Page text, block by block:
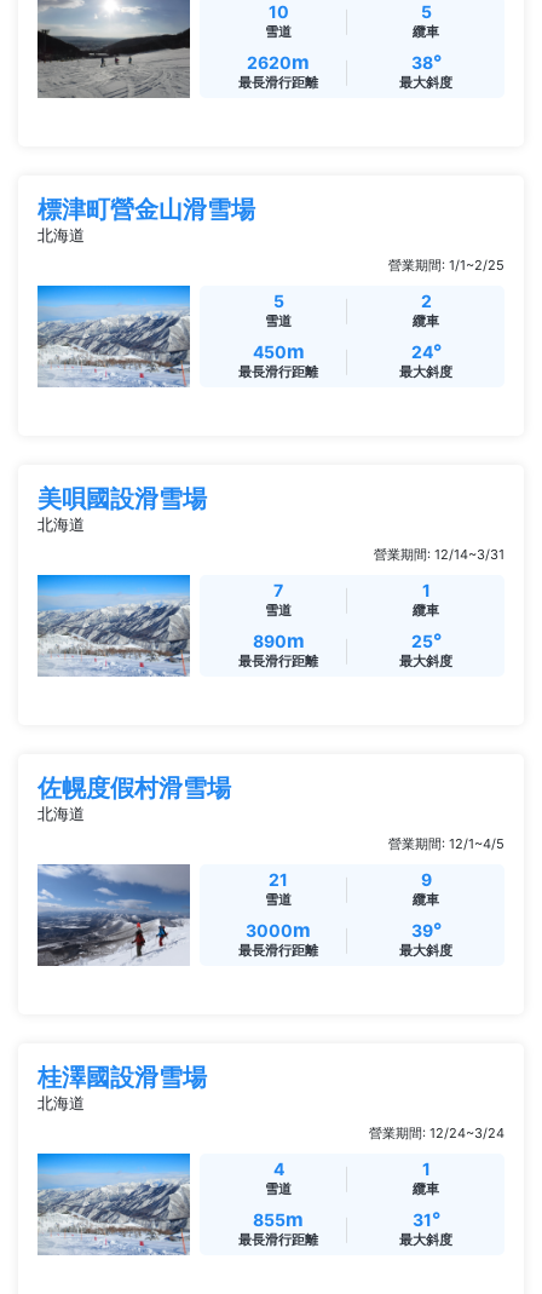
10
雪道
5
纜車
2620m
最長滑行距離
38°
最大斜度
標津町營金山滑雪場
北海道
營業期間: 1/1~2/25
5
雪道
2
纜車
450m
最長滑行距離
24°
最大斜度
美唄國設滑雪場
北海道
營業期間: 12/14~3/31
7
雪道
1
纜車
890m
最長滑行距離
25°
最大斜度
佐幌度假村滑雪場
北海道
營業期間: 12/1~4/5
21
雪道
9
纜車
3000m
最長滑行距離
39°
最大斜度
桂澤國設滑雪場
北海道
營業期間: 12/24~3/24
4
雪道
1
纜車
855m
最長滑行距離
31°
最大斜度